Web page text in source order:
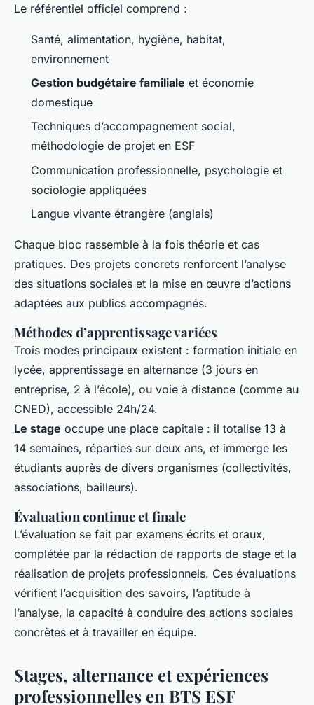
Le référentiel officiel comprend :
Santé, alimentation, hygiène, habitat,
environnement
Gestion budgétaire familiale et économie
domestique
Techniques d’accompagnement social,
méthodologie de projet en ESF
Communication professionnelle, psychologie et
sociologie appliquées
Langue vivante étrangère (anglais)
Chaque bloc rassemble à la fois théorie et cas
pratiques. Des projets concrets renforcent l’analyse
des situations sociales et la mise en œuvre d’actions
adaptées aux publics accompagnés.
Méthodes d’apprentissage variées
Trois modes principaux existent : formation initiale en
lycée, apprentissage en alternance (3 jours en
entreprise, 2 à l’école), ou voie à distance (comme au
CNED), accessible 24h/24.
Le stage occupe une place capitale : il totalise 13 à
14 semaines, réparties sur deux ans, et immerge les
étudiants auprès de divers organismes (collectivités,
associations, bailleurs).
Évaluation continue et finale
L’évaluation se fait par examens écrits et oraux,
complétée par la rédaction de rapports de stage et la
réalisation de projets professionnels. Ces évaluations
vérifient l’acquisition des savoirs, l’aptitude à
l’analyse, la capacité à conduire des actions sociales
concrètes et à travailler en équipe.
Stages, alternance et expériences
professionnelles en BTS ESF